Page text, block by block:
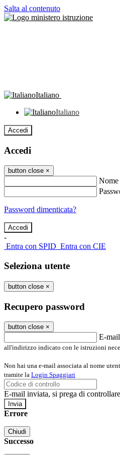
Salta al contenuto
Italiano
Italiano
Accedi
Accedi
button close ×
Nome
Password dimenticata?
-
Entra con SPID Entra con CIE
Seleziona utente
button close ×
Recupero password
button close ×
E-mail
all'indirizzo indicato con le istruzioni
Non hai una e-mail associata al nome
tramite la Login Spaggiari
E-mail inviata, si prega di
Errore
Chiudi
Successo